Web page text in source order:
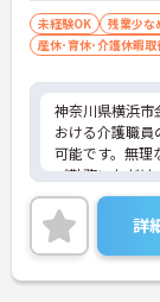
未経験OK 残業少な
産休･育休･介護休暇取
神奈川県横浜市
おける介護職員
可能です。無理
ご勤務いただけ
り、子育て世代
す。
ご興味のある方
に詳細をご案内
い！
詳